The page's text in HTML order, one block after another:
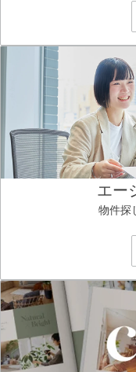
エー
物件探